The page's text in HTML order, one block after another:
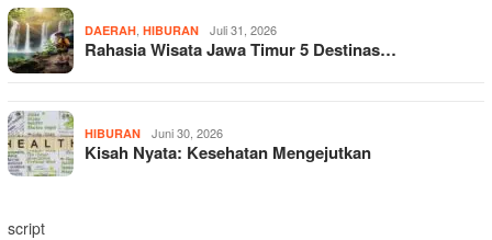
DAERAH HIBURAN Juli 31, 2026
Rahasia Wisata Jawa Timur 5 Destinas…
HIBURAN Juni 30, 2026
Kisah Nyata: Kesehatan Mengejutkan
script